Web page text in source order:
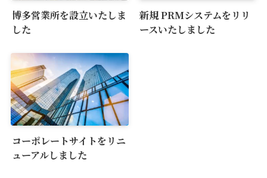
博多営業所を設立いたしま
した
新規 PRMシステムをリリ
ースいたしました
コーポレートサイトをリニ
ューアルしました